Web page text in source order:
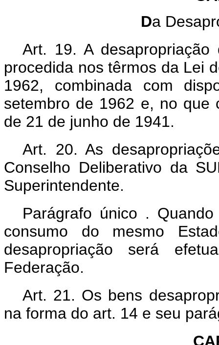
Da
Art. 19. A
procedida nos têrmos da Lei
1962, combinada com
setembro de 1962 e, no que
de 21 de junho de 1941.
Art. 20. As
Conselho Deliberativo da
Superintendente.
Parágrafo único .
consumo do mesmo
desapropriação será
Federação.
Art. 21. Os bens
na forma do art. 14 e seu